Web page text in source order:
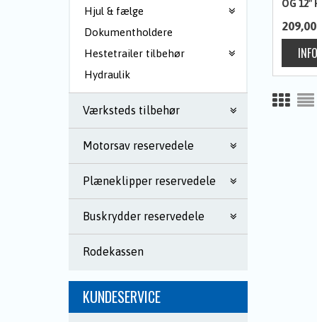
Hjul & fælge
Dokumentholdere
Hestetrailer tilbehør
Hydraulik
Værksteds tilbehør
Motorsav reservedele
Plæneklipper reservedele
Buskrydder reservedele
Rodekassen
KUNDESERVICE
OG 12"
209,00